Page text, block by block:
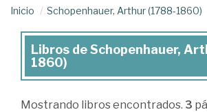
Inicio Schopenhauer, Arthur (1788-1860)
Libros
de
Schopenhauer,
Libros de Schopenhauer,
1860)
Mostrando libros encontrados. 3